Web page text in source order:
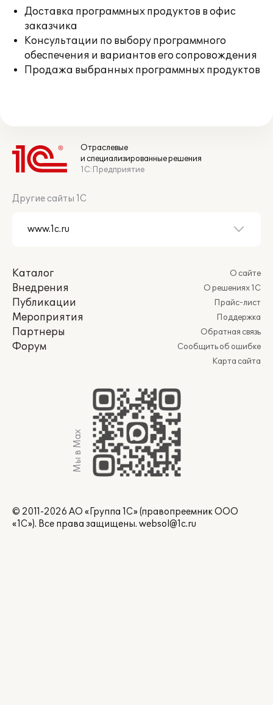
Доставка программных продуктов в офис
заказчика
Консультации по выбору программного
обеспечения и вариантов его сопровождения
Продажа выбранных программных продуктов
Отраслевые
и специализированные решения
1С:Предприятие
Другие сайты 1С
Каталог
Внедрения
Публикации
Мероприятия
Партнеры
Форум
О сайте
О решениях 1С
Прайс-лист
Поддержка
Обратная связь
Сообщить об ошибке
Карта сайта
Мы в Max
© 2011-2026 АО «Группа 1С» (правопреемник ООО
«1С»). Все права защищены. websol@1c.ru